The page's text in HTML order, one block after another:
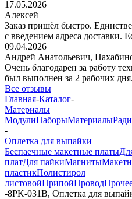
17.05.2026
Алексей
Заказ пришёл быстро.
с введением адреса доставки.
09.04.2026
Андрей Анатольевич,
Очень благодарен за работу
был выполнен за 2 рабочих
Все отзывы
Главная-Каталог-
Материалы
МодулиНаборыМатериалы
-
Оплетка для выпайки
Беспаечные макетные платы
платДля пайкиМагниты
пластикПолистирол
листовойПрипойПровод
-8PK-031B, Оплетка для